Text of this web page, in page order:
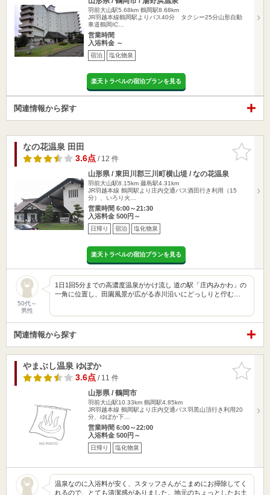
羽前大山駅5.68km 鶴岡駅8.68km
JR羽越本線鶴岡駅よりバス40分 タクシー25分山形自動
車道鶴岡IC…
営業時間
入浴料金 ～
宿泊 塩化物泉
楽天トラベルの宿泊プランを見る
関連情報から探す
お気に入
りに追加
なの花温泉 田田
3.6点/ 12 件
山形県 / 東田川郡三川町横山堤 / なの花温泉
羽前大山駅8.15km 藤島駅4.31km
JR羽越本線 鶴岡駅より庄内交通バス酒田行き利用（15
分）、いろり火…
営業時間 6:00～21:30
入浴料金 500円～
日帰り 宿泊 塩化物泉
楽天トラベルの宿泊プランを見る
50代～
男性
1日1回5分までの高濃度温泉がかけ流し 道の駅「庄内みかわ」の
一角に位置し、田園風景が広がる赤川沿いにどっしりと佇む…
関連情報から探す
お気に入
りに追加
やまぶし温泉 ゆぽか
3.6点/ 11 件
山形県 / 鶴岡市
羽前大山駅10.33km 鶴岡駅4.85km
JR羽越本線 鶴岡駅より庄内交通バス羽黒山頂行き利用20
分、ゆぽか下…
営業時間 6:00～22:00
入浴料金 500円～
日帰り 塩化物泉
温泉なのに入浴料が安く、スタッフさんがこまめにお掃除してく
れるので、とても清潔感がありました。地元のちょっとしたお土